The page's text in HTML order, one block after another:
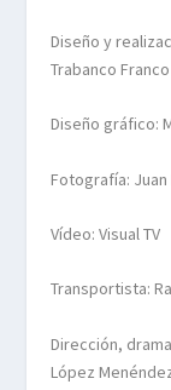
Diseño y
Trabanco Franco
Diseño gráfico:
Fotografía: Juan
Vídeo: Visual TV
Transportista:
Dirección,
López